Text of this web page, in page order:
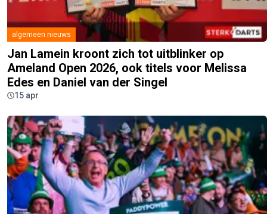
algemeen nieuws
Jan Lamein kroont zich tot uitblinker op
Ameland Open 2026, ook titels voor Melissa
Edes en Daniel van der Singel
15 apr